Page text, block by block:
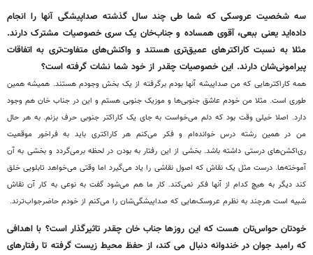
سه شخصیت عروسکی که شما طی چند سال گذشته صداپیشگی آنها را انجام
دادهاید یعنی ببعی، آقوی همساده و جنابخان یک سری خصوصیات مشترک دارند.
مثلا به نسبت کاراکترهای عمیقتری هستند و واکنشهای متفاوتتری به اتفاقات
پیرامونیشان دارند. این خصوصیات چقدر از خود شما نشات گرفته است؟
همه کاراکترهایی که من صداپیشه آنها بودم برگرفته از یک بخش وجودم هستند. همیشه همین
طوری است. مثلا من خودم عاشق جنوبیها و موزیک جنوبی هستم و این در جناب خان هم وجود
دارد. اصلا خیلی وقت بود که دلم میخواست به جای یک کاراکتر جنوبی حرف بزنم. به هر حال
من در همین رشته درس خواندهام و فکر میکنم هر کاراکتری باید به فراخور موقعیت
ریاکشنهای درستی داشته باشد. بخشی از این رفتار به بودن در لحظه برمیگردد و بخشی به آن
آموختهها. درست مثل یک نقاش که اصول نقاشی را یاد میگیرد اما وقتی میخواهد تابلویی خلق
کند دیگر به هیچ کدام از آنها فکر نمیکند. کار ما هم میشود گفت به نوعی به کار آن نقاش
شبیه است هرچند به نظرم عروسکهایی که صداپیشگیشان را میکنم از خودم حاضرجوابترند.
خودتان حواستان هست که این روزها جناب خان چقدر تاثیرگذار است؟ با اهدافی
که رامبد جوان در خندوانه دنبال می کند، از حفظ محیط زیست گرفته تا رفتارهای